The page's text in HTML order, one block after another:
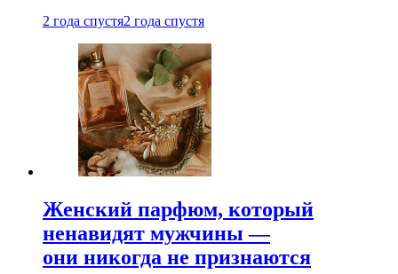
2 года спустя2 года спустя
Женский парфюм, который
ненавидят мужчины —
они никогда не признаются